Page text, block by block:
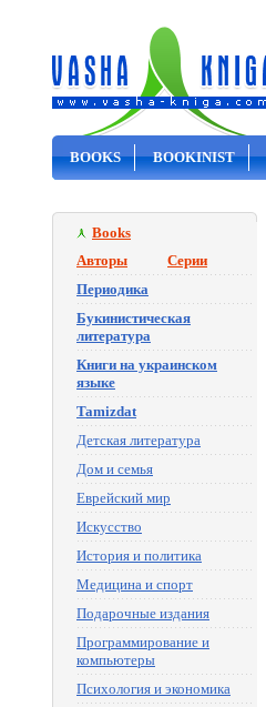
BOOKS BOOKINIST
Books
Авторы
Серии
Периодика
Букинистическая
литература
Книги на украинском
языке
Tamizdat
Детская литература
Дом и семья
Еврейский мир
Искусство
История и политика
Медицина и спорт
Подарочные издания
Программирование и
компьютеры
Психология и экономика